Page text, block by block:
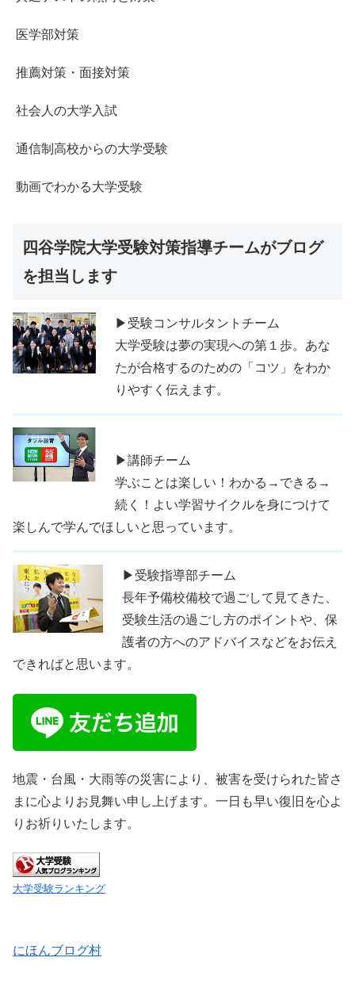
医学部対策
推薦対策・面接対策
社会人の大学入試
通信制高校からの大学受験
動画でわかる大学受験
四谷学院大学受験対策指導チームがブログ
を担当します
▶受験コンサルタントチーム
大学受験は夢の実現への第１歩。あな
たが合格するのための「コツ」をわか
りやすく伝えます。
▶講師チーム
学ぶことは楽しい！わかる→できる→
続く！よい学習サイクルを身につけて
楽しんで学んでほしいと思っています。
▶受験指導部チーム
長年予備校備校で過ごして見てきた、
受験生活の過ごし方のポイントや、保
護者の方へのアドバイスなどをお伝え
できればと思います。
地震・台風・大雨等の災害により、被害を受けられた皆さ
まに心よりお見舞い申し上げます。一日も早い復旧を心よ
りお祈りいたします。
大学受験ランキング
にほんブログ村